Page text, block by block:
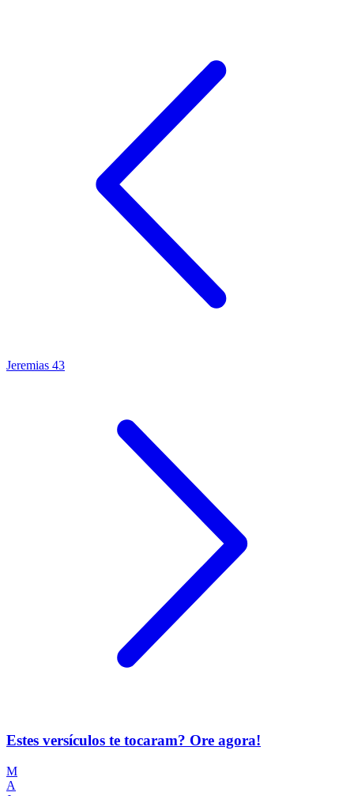
Jeremias 43
Estes versículos te tocaram? Ore agora!
M
A